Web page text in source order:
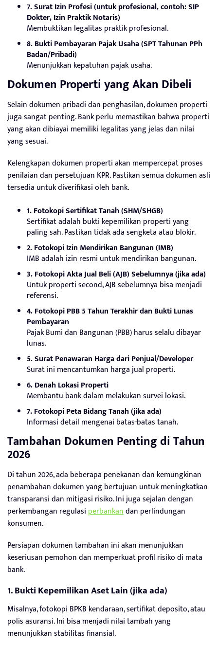
7. Surat Izin Profesi (untuk profesional, contoh: SIP
Dokter, Izin Praktik Notaris)
Membuktikan legalitas praktik profesional.
8. Bukti Pembayaran Pajak Usaha (SPT Tahunan PPh
Badan/Pribadi)
Menunjukkan kepatuhan pajak usaha.
Dokumen Properti yang Akan Dibeli
Selain dokumen pribadi dan penghasilan, dokumen properti
juga sangat penting. Bank perlu memastikan bahwa properti
yang akan dibiayai memiliki legalitas yang jelas dan nilai
yang sesuai.
Kelengkapan dokumen properti akan mempercepat proses
penilaian dan persetujuan KPR. Pastikan semua dokumen asli
tersedia untuk diverifikasi oleh bank.
1. Fotokopi Sertifikat Tanah (SHM/SHGB)
Sertifikat adalah bukti kepemilikan properti yang
paling sah. Pastikan tidak ada sengketa atau blokir.
2. Fotokopi Izin Mendirikan Bangunan (IMB)
IMB adalah izin resmi untuk mendirikan bangunan.
3. Fotokopi Akta Jual Beli (AJB) Sebelumnya (jika ada)
Untuk properti second, AJB sebelumnya bisa menjadi
referensi.
4. Fotokopi PBB 5 Tahun Terakhir dan Bukti Lunas
Pembayaran
Pajak Bumi dan Bangunan (PBB) harus selalu dibayar
lunas.
5. Surat Penawaran Harga dari Penjual/Developer
Surat ini mencantumkan harga jual properti.
6. Denah Lokasi Properti
Membantu bank dalam melakukan survei lokasi.
7. Fotokopi Peta Bidang Tanah (jika ada)
Informasi detail mengenai batas-batas tanah.
Tambahan Dokumen Penting di Tahun
2026
Di tahun 2026, ada beberapa penekanan dan kemungkinan
penambahan dokumen yang bertujuan untuk meningkatkan
transparansi dan mitigasi risiko. Ini juga sejalan dengan
perkembangan regulasi perbankandan perlindungan
konsumen.
Persiapan dokumen tambahan ini akan menunjukkan
keseriusan pemohon dan memperkuat profil risiko di mata
bank.
1. Bukti Kepemilikan Aset Lain (jika ada)
Misalnya, fotokopi BPKB kendaraan, sertifikat deposito, atau
polis asuransi. Ini bisa menjadi nilai tambah yang
menunjukkan stabilitas finansial.